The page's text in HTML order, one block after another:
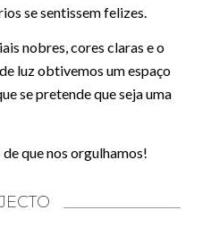
se sentissem felizes.
nobres, cores claras e o
luz obtivemos um espaço
se pretende que seja uma
que nos orgulhamos!